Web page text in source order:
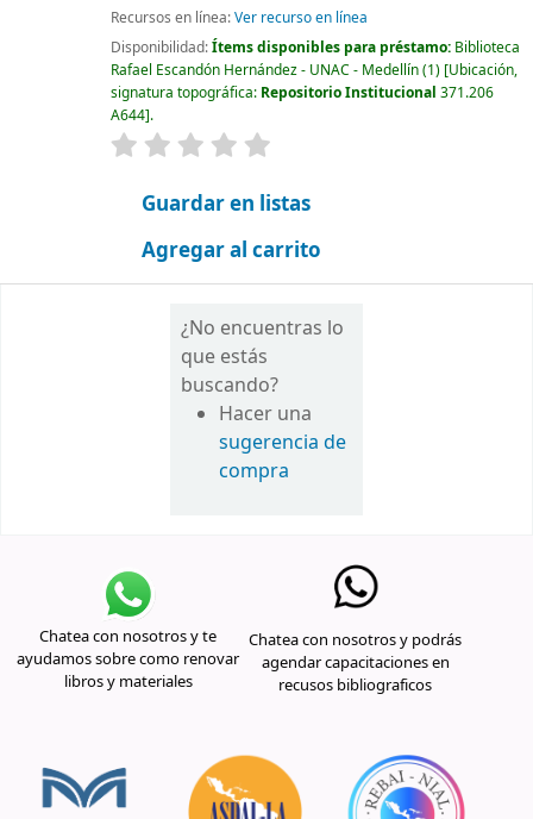
Recursos en línea:Ver recurso en línea
Disponibilidad:Ítems disponibles para préstamo: Biblioteca
Rafael Escandón Hernández - UNAC - Medellín(1) Ubicación,
signatura topográfica: Repositorio Institucional 371.206
A644 .
valoración
Guardar en listas
Agregar al carrito
¿No encuentras lo
que estás
buscando?
Hacer una
sugerencia de
compra
Chatea con nosotros y te
ayudamos sobre como renovar
libros y materiales
Chatea con nosotros y podrás
agendar capacitaciones en
recusos bibliograficos